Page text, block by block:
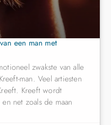
een man met
zwakste van alle
man. Veel artiesten
Kreeft wordt
net zoals de maan